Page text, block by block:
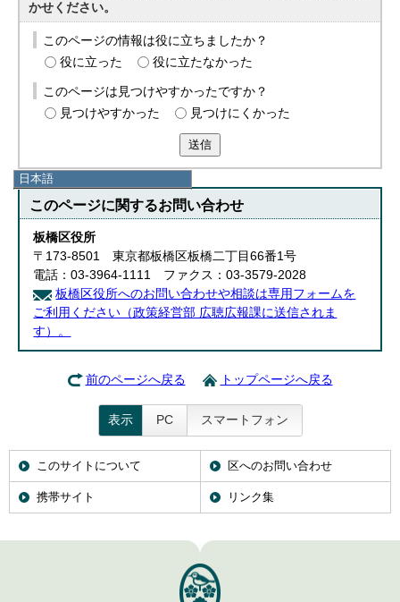
日本語
English
한국어
简体中文
繁體中文
かせください。
このページの情報は役に立ちましたか？
役に立った
役に立たなかった
このページは見つけやすかったですか？
見つけやすかった
見つけにくかった
送信
このページに関するお問い合わせ
板橋区役所
〒173-8501 東京都板橋区板橋二丁目66番1号
電話：03-3964-1111 ファクス：03-3579-2028
板橋区役所へのお問い合わせや相談は専用フォームを
ご利用ください（政策経営部 広聴広報課に送信されま
す）。
前のページへ戻る トップページへ戻る
表示 PC スマートフォン
このサイトについて 区へのお問い合わせ
携帯サイト リンク集